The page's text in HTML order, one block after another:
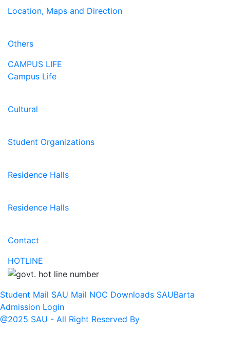
Location, Maps and Direction
Others
CAMPUS LIFE
Campus Life
Cultural
Student Organizations
Residence Halls
Residence Halls
Contact
HOTLINE
Student Mail SAU Mail NOC Downloads SAUBarta
Admission Login
@2025 SAU - All Right Reserved By